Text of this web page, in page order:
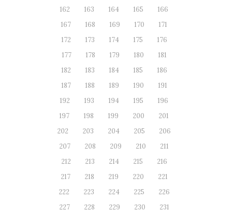
162
163 164 165
166
167
168 169 170
171
172
173 174 175
176
177
178 179 180
181
182
183 184 185
186
187
188 189 190
191
192
193 194 195
196
197
198 199 200
201
202
203 204 205
206
207
208 209 210
211
212
213 214 215
216
217
218 219 220
221
222
223 224 225
226
227
228 229 230
231